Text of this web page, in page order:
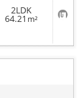
2LDK
64.21 m² お
気
に
入
登